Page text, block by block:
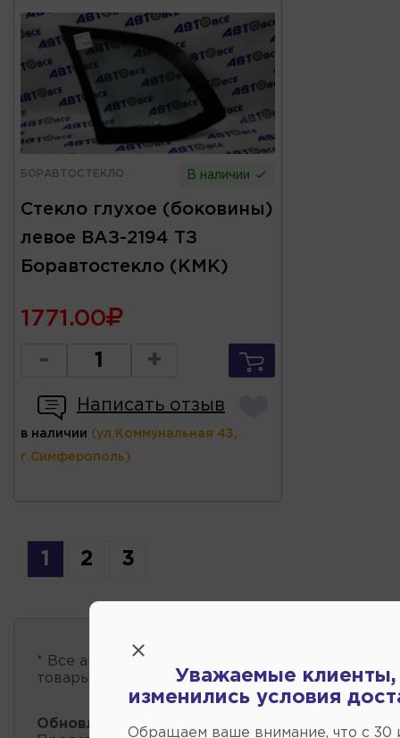
БОРАВТОСТЕКЛО В наличии
Стекло глухое (боковины)
левое ВАЗ-2194 ТЗ
Боравтостекло (KMK)
1771.00
- +
Написать отзыв
в наличии (ул.Коммунальная 43,
г.Симферополь)
1 2 3
* Все автозапчасти
товары проходит несколько раз в сутки.
Обновление остатков и цен:
17:40 2026-08-08
Уважаемые клиенты,
изменились условия
Обращаем ваше внимание, что c 30